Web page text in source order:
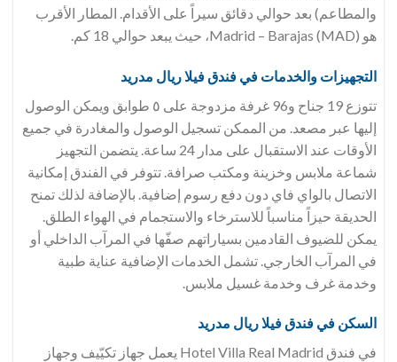
والمطاعم) بعد حوالي دقائق سيراً على الأقدام. المطار الأقرب
هو Madrid – Barajas (MAD)، حيث يبعد حوالي 18 كم.
التجهيزات والخدمات في فندق فيلا ريال مدريد
تتوزع 19 جناح و96 غرفة مزدوجة على ٥ طوابق ويمكن الوصول
إليها عبر مصعد. من الممكن تسجيل الوصول والمغادرة في جميع
الأوقات عند الاستقبال على مدار 24 ساعة. يتضمن التجهيز
شماعة ملابس وخزينة ومكتب صرافة. تتوفر في الفندق إمكانية
الاتصال بالواي فاي دون دفع رسوم إضافية. بالإضافة لذلك تمنح
الحديقة حيزاً مناسباً للاسترخاء والاستجمام في الهواء الطلق.
يمكن للضيوف القادمين بسياراتهم صفّها في المرآب الداخلي أو
في المرآب الخارجي. تشمل الخدمات الإضافية عناية طبية
وخدمة غرف وخدمة غسيل ملابس.
السكن في فندق فيلا ريال مدريد
في فندق Hotel Villa Real Madrid يعمل جهاز تكيّيف وجهاز